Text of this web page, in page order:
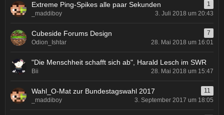
Extreme Ping-Spikes alle paar Sekunden
1
_maddiboy
3. Juli 2018 um 20:43
Cubeside Forums Design
7
Odion_Ishtar
28. Mai 2018 um 16:01
"Die Menschheit schafft sich ab", Harald Lesch im SWR
Bii 28. Mai 2018 um 15:47
Wahl_O-Mat zur Bundestagswahl 2017
11
_maddiboy
3. September 2017 um 18:05